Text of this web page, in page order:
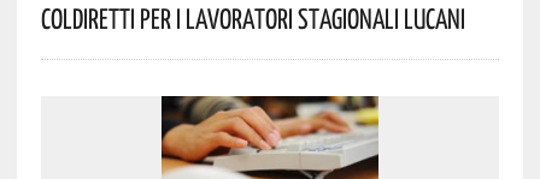
Coldiretti Per I Lavoratori Stagionali Lucani